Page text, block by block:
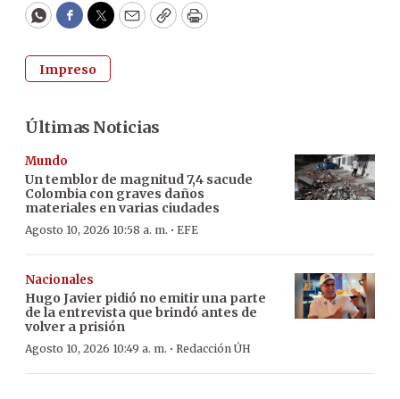
WhatsApp
Facebook
Twitter
EmailCopyPrint
Impreso
Últimas Noticias
Mundo
Un temblor de magnitud 7,4 sacude
Colombia con graves daños
materiales en varias ciudades
Agosto 10, 2026 10:58 a. m. · EFE
Nacionales
Hugo Javier pidió no emitir una parte
de la entrevista que brindó antes de
volver a prisión
Agosto 10, 2026 10:49 a. m. · Redacción ÚH